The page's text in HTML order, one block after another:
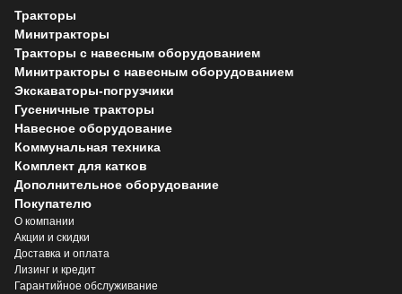
Тракторы
Минитракторы
Тракторы с навесным оборудованием
Минитракторы с навесным оборудованием
Экскаваторы-погрузчики
Гусеничные тракторы
Навесное оборудование
Коммунальная техника
Комплект для катков
Дополнительное оборудование
Покупателю
О компании
Акции и скидки
Доставка и оплата
Лизинг и кредит
Гарантийное обслуживание